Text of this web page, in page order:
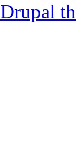
Drupal